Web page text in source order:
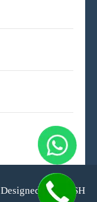
Designed By : WISH